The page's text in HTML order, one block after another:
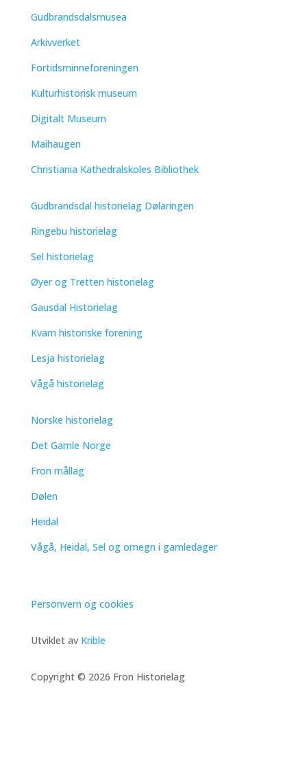
Gudbrandsdalsmusea
Arkivverket
Fortidsminneforeningen
Kulturhistorisk museum
Digitalt Museum
Maihaugen
Christiania Kathedralskoles Bibliothek
Gudbrandsdal historielag Dølaringen
Ringebu historielag
Sel historielag
Øyer og Tretten historielag
Gausdal Historielag
Kvam historiske forening
Lesja historielag
Vågå historielag
Norske historielag
Det Gamle Norge
Fron mållag
Dølen
Heidal
Vågå, Heidal, Sel og omegn i gamledager
Personvern og cookies
Utviklet av Krible
Copyright © 2026 Fron Historielag